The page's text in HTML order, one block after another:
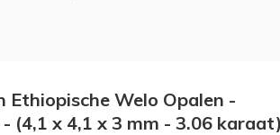
Ethiopische Welo Opalen -
(4,1 x 4,1 x 3 mm - 3.06